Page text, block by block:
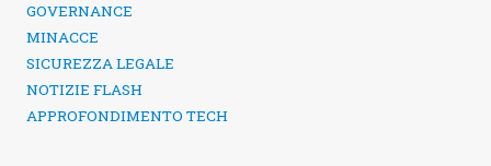
SICUREZZA DEI SOCIAL MEDIA
GOVERNANCE
MINACCE
SICUREZZA LEGALE
NOTIZIE FLASH
APPROFONDIMENTO TECH